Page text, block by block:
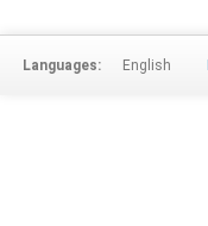
Languages: English